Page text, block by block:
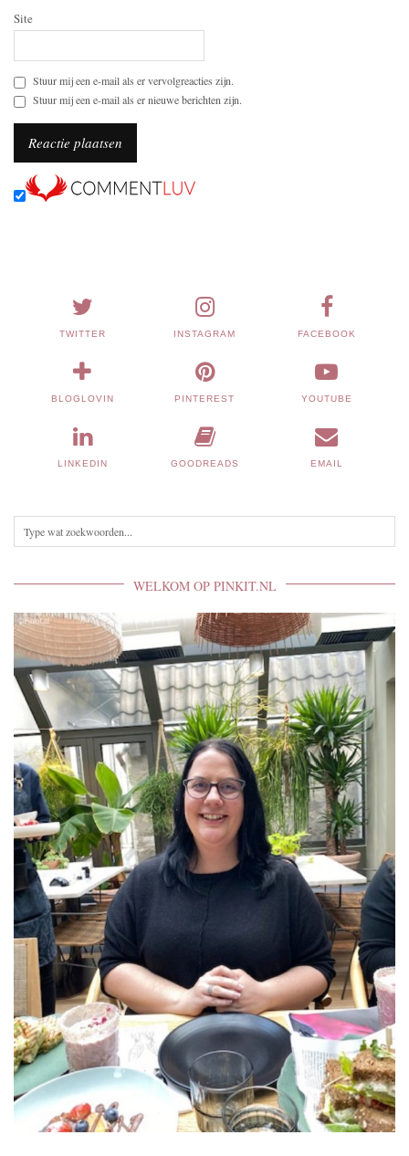
Site
Stuur mij een e-mail als er vervolgreacties zijn.
Stuur mij een e-mail als er nieuwe berichten zijn.
TWITTER INSTAGRAM FACEBOOK
BLOGLOVIN PINTEREST YOUTUBE
LINKEDIN GOODREADS EMAIL
WELKOM OP PINKIT.NL